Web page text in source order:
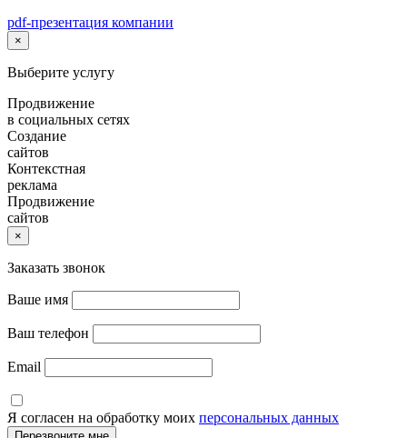
pdf-презентация компании
×
Выберите услугу
Продвижение
в социальных сетях
Создание
сайтов
Контекстная
реклама
Продвижение
сайтов
×
Заказать звонок
Ваше имя
Ваш телефон
Email
Я согласен на обработку моих персональных данных